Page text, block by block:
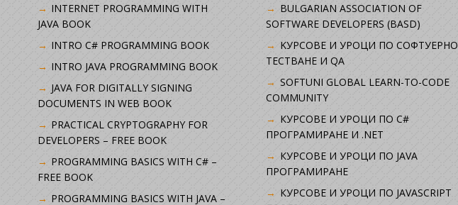
INTERNET PROGRAMMING WITH
JAVA BOOK
INTRO C# PROGRAMMING BOOK
INTRO JAVA PROGRAMMING BOOK
JAVA FOR DIGITALLY SIGNING
DOCUMENTS IN WEB BOOK
PRACTICAL CRYPTOGRAPHY FOR
DEVELOPERS – FREE BOOK
PROGRAMMING BASICS WITH C# –
FREE BOOK
PROGRAMMING BASICS WITH JAVA –
BULGARIAN ASSOCIATION OF
SOFTWARE DEVELOPERS (BASD)
KУРСОВЕ И УРОЦИ ПО СОФТУЕРНО
ТЕСТВАНЕ И QA
SOFTUNI GLOBAL LEARN-TO-CODE
COMMUNITY
КУРСОВЕ И УРОЦИ ПО C#
ПРОГРАМИРАНЕ И .NET
КУРСОВЕ И УРОЦИ ПО JAVA
ПРОГРАМИРАНЕ
КУРСОВЕ И УРОЦИ ПО JAVASCRIPT